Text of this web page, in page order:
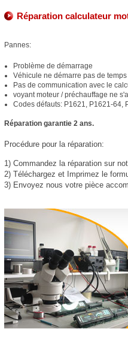
Réparation calculateur
Pannes:
Problème de démarrage
Véhicule ne démarre pas de
Pas de communication avec le
voyant moteur / préchauffage ne
Codes défauts: P1621, P1621-64,
Réparation garantie 2 ans.
Procédure pour la réparation:
1) Commandez la réparation sur
2) Téléchargez et Imprimez le
3) Envoyez nous votre pièce